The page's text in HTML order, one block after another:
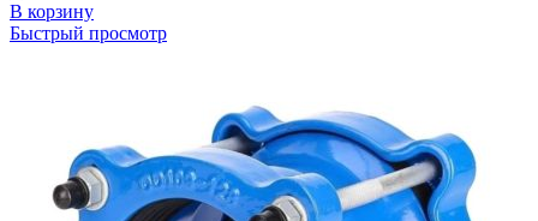
В корзину
Быстрый просмотр